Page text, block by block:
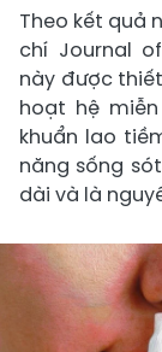
Theo kết quả
chí Journal
này được
hoạt hệ
khuẩn lao
năng sống
dài và là